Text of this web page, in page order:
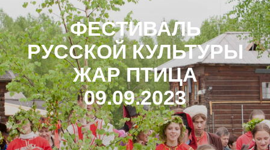
ФЕСТИВАЛЬ
РУССКОЙ КУЛЬТУРЫ
ЖАР ПТИЦА
09.09.2023